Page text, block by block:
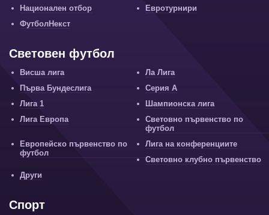
Национален отбор
Евротурнири
ФутболНекст
Световен футбол
Висша лига
Ла Лига
Първа Бундеслига
Серия А
Лига 1
Шампионска лига
Лига Европа
Световно първенство по
футбол
Европейско първенство по
футбол
Лига на конференциите
Световно клубно първенство
Други
Спорт